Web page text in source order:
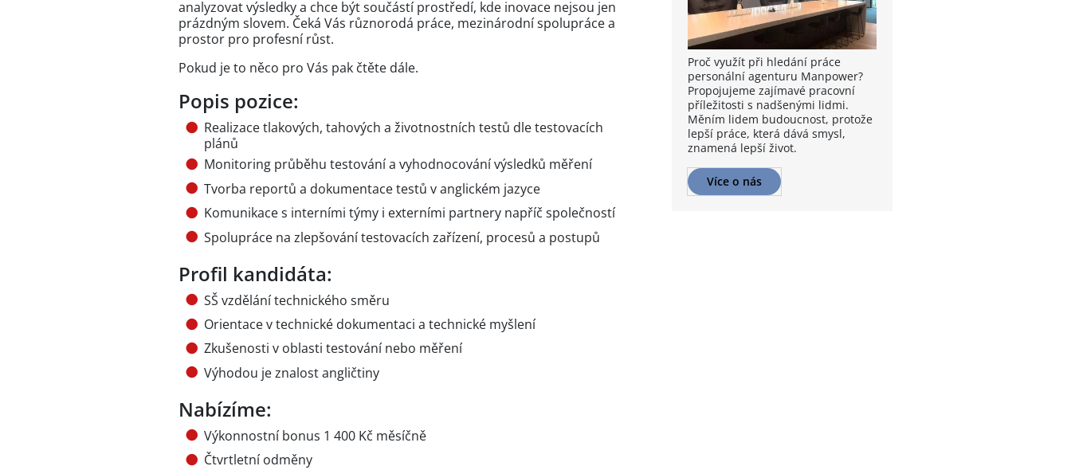
Proč využít při hledání práce
personální agenturu Manpower?
Propojujeme zajímavé pracovní
příležitosti s nadšenými lidmi.
Měním lidem budoucnost, protože
lepší práce, která dává smysl,
znamená lepší život.
Více o nás
analyzovat výsledky a chce být součástí prostředí, kde inovace nejsou jen
prázdným slovem. Čeká Vás různorodá práce, mezinárodní spolupráce a
prostor pro profesní růst.
Pokud je to něco pro Vás pak čtěte dále.
Popis pozice:
Realizace tlakových, tahových a životnostních testů dle testovacích
plánů
Monitoring průběhu testování a vyhodnocování výsledků měření
Tvorba reportů a dokumentace testů v anglickém jazyce
Komunikace s interními týmy i externími partnery napříč společností
Spolupráce na zlepšování testovacích zařízení, procesů a postupů
Profil kandidáta:
SŠ vzdělání technického směru
Orientace v technické dokumentaci a technické myšlení
Zkušenosti v oblasti testování nebo měření
Výhodou je znalost angličtiny
Nabízíme:
Výkonnostní bonus 1 400 Kč měsíčně
Čtvrtletní odměny